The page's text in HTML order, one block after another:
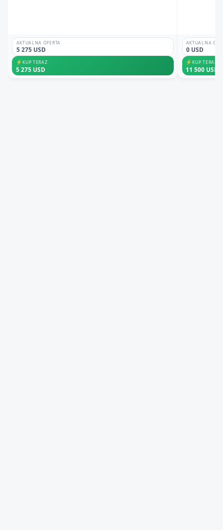
AKTUALNA OFERTA
5 275 USD
⚡KUP TERAZ
5 275 USD
AKTUALNA
0 USD
⚡KUP TERAZ
11 500 USD